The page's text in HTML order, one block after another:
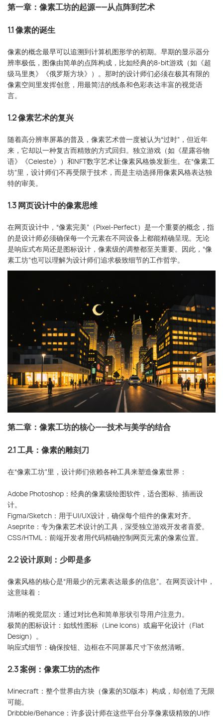
第一章：像素工坊的起源——从点阵到艺术
1.1 像素的诞生
像素的概念最早可以追溯到计算机图形学的初期。早期的显示器分
辨率极低，图像由简单的点阵构成，比如经典的8-bit游戏（如《超
级马里奥》《俄罗斯方块》）。那时的设计师们必须在极其有限的
像素空间里发挥创意，用最简洁的线条和色彩表达丰富的视觉语
言。
1.2 像素艺术的复兴
随着高分辨率屏幕的普及，像素艺术曾一度被认为“过时”，但近年
来，它却以一种复古而精致的方式回归。独立游戏（如《星露谷物
语》《Celeste》）和NFT数字艺术让像素风格焕发新生。在“像素工
坊”里，设计师们不再受限于技术，而是主动选择用像素风格表达独
特的审美。
1.3 网页设计中的像素思维
在网页设计中，“像素完美”（Pixel-Perfect）是一个重要的概念，指
的是设计师必须确保每一个元素在不同设备上都能精确呈现。无论
是响应式布局还是图标设计，像素级的调整都至关重要。因此，“像
素工坊”也可以理解为设计师们追求极致细节的工作哲学。
第二章：像素工坊的核心——技术与美学的结合
2.1 工具：像素的雕刻刀
在“像素工坊”里，设计师们依赖各种工具来塑造像素世界：
Adobe Photoshop：经典的像素级绘图软件，适合图标、插画设
计。
Figma/Sketch：用于UI/UX设计，确保每个组件的像素对齐。
Aseprite：专为像素艺术设计的工具，深受独立游戏开发者喜爱。
CSS/HTML：前端开发者用代码精确控制网页元素的像素位置。
2.2 设计原则：少即是多
像素风格的核心是“用最少的元素表达最多的信息”。在网页设计中，
这意味着：
清晰的视觉层次：通过对比色和简单形状引导用户注意力。
极简的图标设计：如线性图标（Line Icons）或扁平化设计（Flat
Design）。
响应式细节：确保按钮、边框在不同屏幕尺寸下依然清晰。
2.3 案例：像素工坊的杰作
Minecraft：整个世界由方块（像素的3D版本）构成，却创造了无限
可能。
Dribbble/Behance：许多设计师在这些平台分享像素级精致的UI作